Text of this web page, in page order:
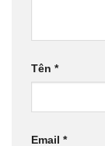
Tên *
Email *